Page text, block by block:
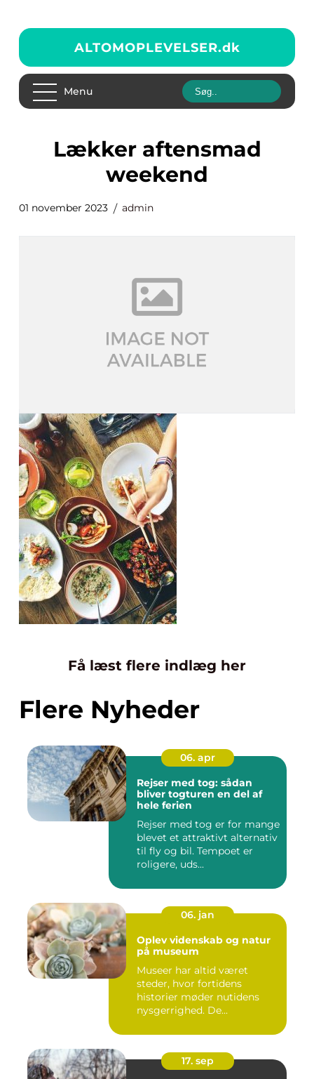
ALTOMOPLEVELSER.dk
Menu
lækker aftensmad
weekend
01 november 2023 admin
Få læst flere indlæg her
Flere Nyheder
06. apr
Rejser med tog: sådan
bliver togturen en del af
hele ferien
Rejser med tog er for mange
blevet et attraktivt alternativ
til fly og bil. Tempoet er
roligere, uds...
06. jan
Oplev videnskab og natur
på museum
Museer har altid været
steder, hvor fortidens
historier møder nutidens
nysgerrighed. De...
17. sep